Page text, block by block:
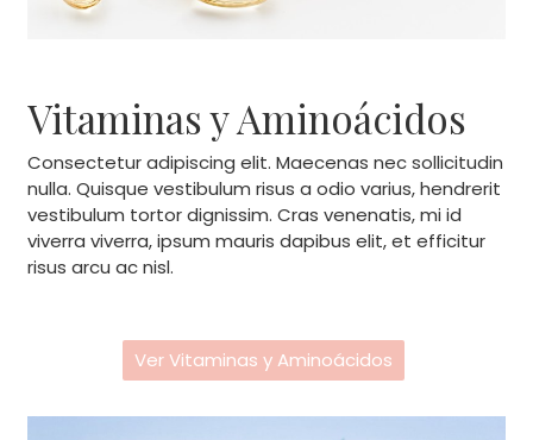
Vitaminas y Aminoácidos
Consectetur adipiscing elit. Maecenas nec sollicitudin
nulla. Quisque vestibulum risus a odio varius, hendrerit
vestibulum tortor dignissim. Cras venenatis, mi id
viverra viverra, ipsum mauris dapibus elit, et efficitur
risus arcu ac nisl.
Ver Vitaminas y Aminoácidos